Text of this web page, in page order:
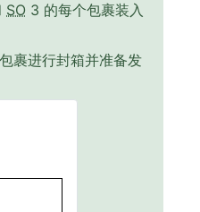
SO 3 的每个包裹装入
裹进行封箱并准备发